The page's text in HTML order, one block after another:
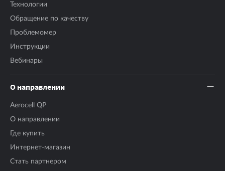
Технологии
Обращение по качеству
Проблемомер
Инструкции
Вебинары
О направлении
Aerocell QP
О направлении
Где купить
Интернет-магазин
Стать партнером